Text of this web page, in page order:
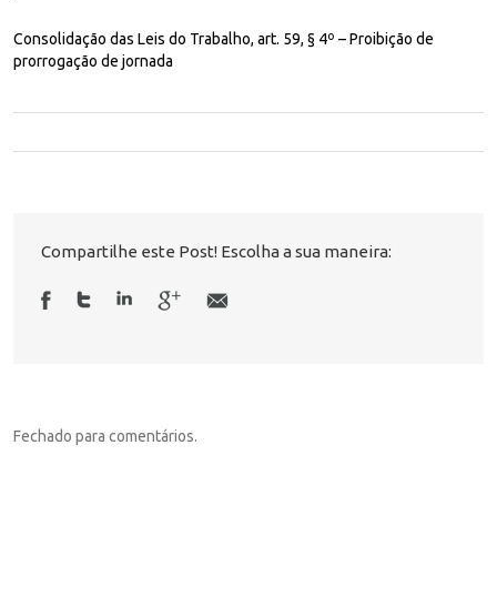
Consolidação das Leis do Trabalho, art. 59, § 4º – Proibição de
prorrogação de jornada
Compartilhe este Post! Escolha a sua maneira:
Fechado para comentários.